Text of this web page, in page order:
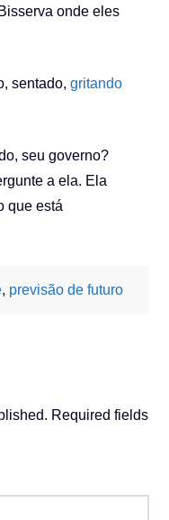
onde eles
sentado,gritando
seu governo?
a ela. Ela
que está
, previsão de futuro
Required fields